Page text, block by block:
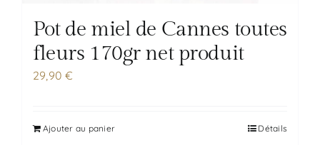
Pot de miel de Cannes toutes
fleurs 170gr net produit
29,90€
Ajouter au panier Détails